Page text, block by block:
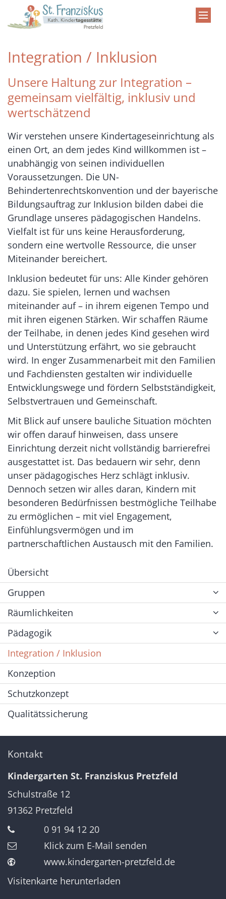
Zum Inhalt springen
Integration / Inklusion
Unsere Haltung zur Integration –
gemeinsam vielfältig, inklusiv und
wertschätzend
Wir verstehen unsere Kindertageseinrichtung als
einen Ort, an dem jedes Kind willkommen ist –
unabhängig von seinen individuellen
Voraussetzungen. Die UN-
Behindertenrechtskonvention und der bayerische
Bildungsauftrag zur Inklusion bilden dabei die
Grundlage unseres pädagogischen Handelns.
Vielfalt ist für uns keine Herausforderung,
sondern eine wertvolle Ressource, die unser
Miteinander bereichert.
Inklusion bedeutet für uns: Alle Kinder gehören
dazu. Sie spielen, lernen und wachsen
miteinander auf – in ihrem eigenen Tempo und
mit ihren eigenen Stärken. Wir schaffen Räume
der Teilhabe, in denen jedes Kind gesehen wird
und Unterstützung erfährt, wo sie gebraucht
wird. In enger Zusammenarbeit mit den Familien
und Fachdiensten gestalten wir individuelle
Entwicklungswege und fördern Selbstständigkeit,
Selbstvertrauen und Gemeinschaft.
Mit Blick auf unsere bauliche Situation möchten
wir offen darauf hinweisen, dass unsere
Einrichtung derzeit nicht vollständig barrierefrei
ausgestattet ist. Das bedauern wir sehr, denn
unser pädagogisches Herz schlägt inklusiv.
Dennoch setzen wir alles daran, Kindern mit
besonderen Bedürfnissen bestmögliche Teilhabe
zu ermöglichen – mit viel Engagement,
Einfühlungsvermögen und im
partnerschaftlichen Austausch mit den Familien.
Übersicht
Gruppen
Räumlichkeiten
Pädagogik
Integration / Inklusion
Konzeption
Schutzkonzept
Qualitätssicherung
Kontakt
Kindergarten St. Franziskus Pretzfeld
Schulstraße 12
91362 Pretzfeld
0 91 94 12 20
Klick zum E-Mail senden
www.kindergarten-pretzfeld.de
Visitenkarte herunterladen